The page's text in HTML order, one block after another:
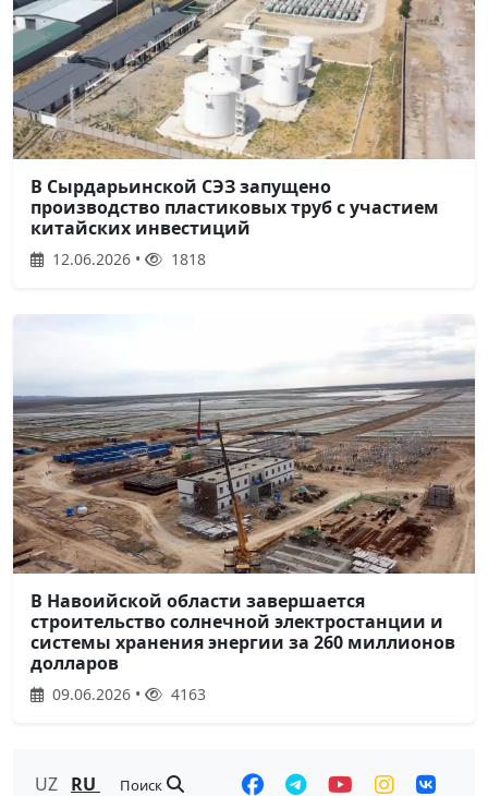
В Сырдарьинской СЭЗ запущено
производство пластиковых труб с участием
китайских инвестиций
12.06.2026 • 1818
В Навоийской области завершается
строительство солнечной электростанции и
системы хранения энергии за 260 миллионов
долларов
09.06.2026 • 4163
UZ RU Поиск